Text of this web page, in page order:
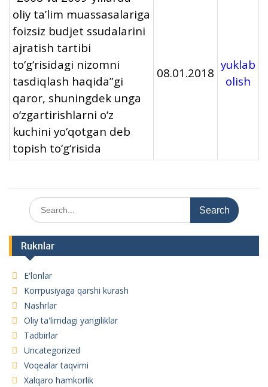
oliy ta’lim muassasalariga
foizsiz budjet ssudalarini
ajratish tartibi
to‘g‘risidagi nizomni
tasdiqlash haqida”gi
qaror, shuningdek unga
o‘zgartirishlarni o‘z
kuchini yo‘qotgan deb
topish to‘g‘risida
08.01.2018
yuklab
olish
Search
for:
Ruknlar
E'lonlar
Korrpusiyaga qarshi kurash
Nashrlar
Oliy ta'limdagi yangiliklar
Tadbirlar
Uncategorized
Voqealar taqvimi
Xalqaro hamkorlik